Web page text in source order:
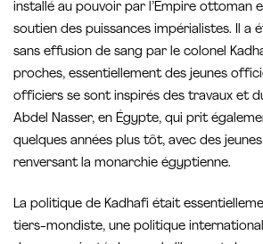
installé au pouvoir par l’Empire ottoman
soutien des puissances impérialistes. Il a
sans effusion de sang par le colonel
proches, essentiellement des jeunes
officiers se sont inspirés des travaux et
Abdel Nasser, en Égypte, qui prit
quelques années plus tôt, avec des
renversant la monarchie égyptienne.
La politique de Kadhafi était
tiers-mondiste, une politique